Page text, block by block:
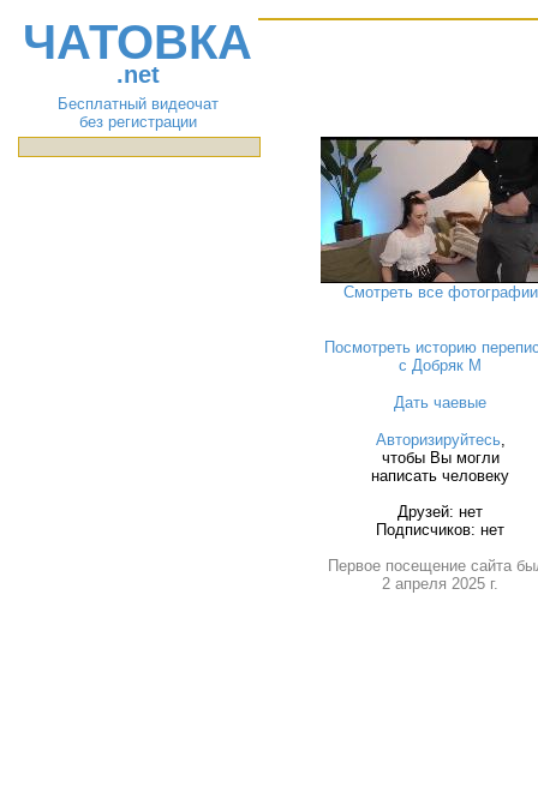
ЧАТОВКА
.net
Бесплатный видеочат
без регистрации
Смотреть все фотографии
Посмотреть историю
с Добряк M
Дать чаевые
Авторизируйтесь,
чтобы Вы могли
написать человеку
Друзей: нет
Подписчиков: нет
Первое посещение сайта
2 апреля 2025 г.